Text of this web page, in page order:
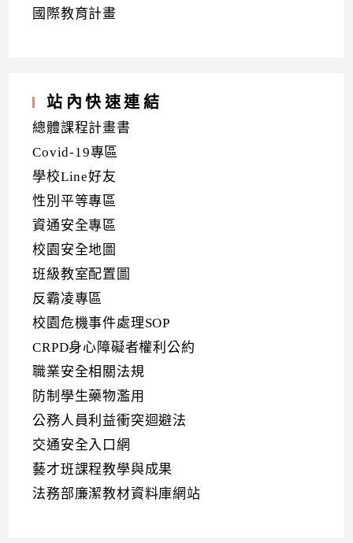
國際教育計畫
站內快速連結
總體課程計畫書
Covid-19專區
學校Line好友
性別平等專區
資通安全專區
校園安全地圖
班級教室配置圖
反霸凌專區
校園危機事件處理SOP
CRPD身心障礙者權利公約
職業安全相關法規
防制學生藥物濫用
公務人員利益衝突迴避法
交通安全入口網
藝才班課程教學與成果
法務部廉潔教材資料庫網站